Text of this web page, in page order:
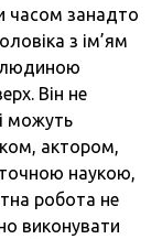
часом занадто
з ім’ям
людиною
Він не
можуть
актором,
точною наукою,
робота не
виконувати